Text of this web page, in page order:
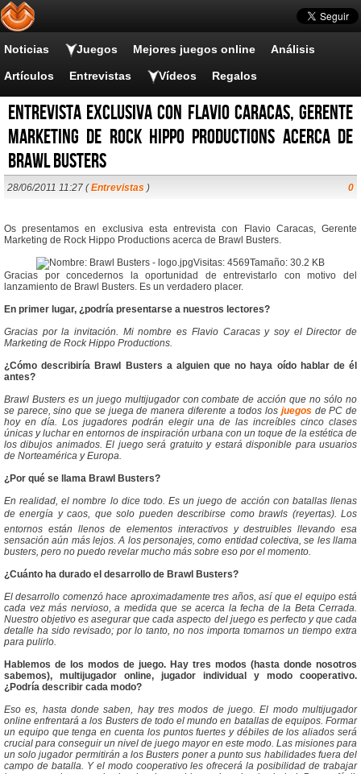
Noticias Juegos Mejores juegos online Análisis
Artículos Entrevistas Vídeos Regalos
Entrevista exclusiva con Flavio Caracas, Gerente
Marketing de Rock Hippo Productions acerca de
Brawl Busters
28/06/2011 11:27 (Entrevistas ) 0
Os presentamos en exclusiva esta entrevista con Flavio Caracas, Gerente
Marketing de Rock Hippo Productions acerca de Brawl Busters.
Gracias por concedernos la oportunidad de entrevistarlo con motivo del
lanzamiento de Brawl Busters. Es un verdadero placer.
En primer lugar, ¿podría presentarse a nuestros lectores?
Gracias por la invitación. Mi nombre es Flavio Caracas y soy el Director de
Marketing de Rock Hippo Productions.
¿Cómo describiría Brawl Busters a alguien que no haya oído hablar de él
antes?
Brawl Busters es un juego multijugador con combate de acción que no sólo no
se parece, sino que se juega de manera diferente a todos los juegosde PC de
hoy en día. Los jugadores podrán elegir una de las increíbles cinco clases
únicas y luchar en entornos de inspiración urbana con un toque de la estética de
los dibujos animados. El juego será gratuito y estará disponible para usuarios
de Norteamérica y Europa.
¿Por qué se llama Brawl Busters?
En realidad, el nombre lo dice todo. Es un juego de acción con batallas llenas
de energía y caos, que solo pueden describirse como brawls (reyertas). Los
entornos están llenos de elementos interactivos y destruibles llevando esa
sensación aún más lejos. A los personajes, como entidad colectiva, se les llama
busters, pero no puedo revelar mucho más sobre eso por el momento.
¿Cuánto ha durado el desarrollo de Brawl Busters?
El desarrollo comenzó hace aproximadamente tres años, así que el equipo está
cada vez más nervioso, a medida que se acerca la fecha de la Beta Cerrada.
Nuestro objetivo es asegurar que cada aspecto del juego es perfecto y que cada
detalle ha sido revisado; por lo tanto, no nos importa tomarnos un tiempo extra
para pulirlo.
Hablemos de los modos de juego. Hay tres modos (hasta donde nosotros
sabemos), multijugador online, jugador individual y modo cooperativo.
¿Podría describir cada modo?
Eso es, hasta donde saben, hay tres modos de juego. El modo multijugador
online enfrentará a los Busters de todo el mundo en batallas de equipos. Formar
un equipo que tenga en cuenta los puntos fuertes y débiles de los aliados será
crucial para conseguir un nivel de juego mayor en este modo. Las misiones para
un solo jugador permitirán a los Busters poner a punto sus habilidades fuera del
campo de batalla. Y el modo cooperativo les ofrecerá la posibilidad de trabajar